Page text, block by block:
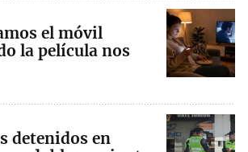
el móvil
la película nos
detenidos en